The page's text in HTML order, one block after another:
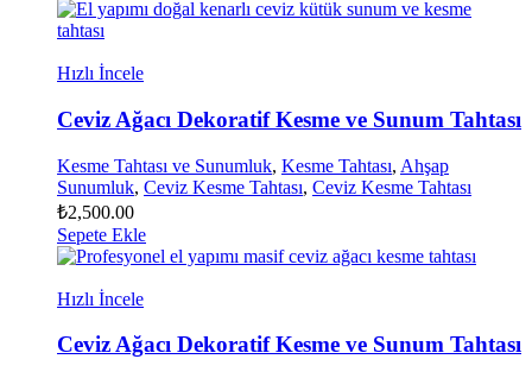
Hızlı İncele
Ceviz Ağacı Dekoratif Kesme ve Sunum Tahtası
Kesme Tahtası ve Sunumluk, Kesme Tahtası, Ahşap
Sunumluk, Ceviz Kesme Tahtası, Ceviz Kesme Tahtası
₺2,500.00
Sepete Ekle
Hızlı İncele
Ceviz Ağacı Dekoratif Kesme ve Sunum Tahtası